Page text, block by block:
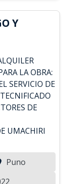
Y
LA OBRA:
SERVICIO DE
DE
UMACHIRI
Puno